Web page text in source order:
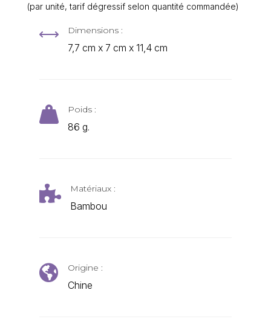
(par unité, tarif dégressif selon quantité commandée)
, Dimensions :
7,7 cm x 7 cm x 11,4 cm
 Poids :
86 g.
 Matériaux :
Bambou
 Origine :
Chine